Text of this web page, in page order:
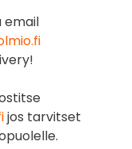
email
jos tarvitset